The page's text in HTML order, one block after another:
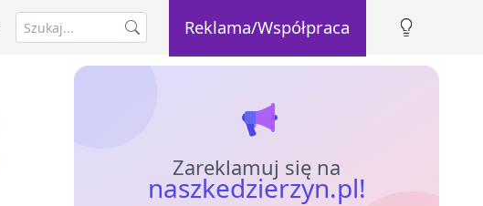
Reklama/Współpraca
Zareklamuj się na
naszkedzierzyn.pl!